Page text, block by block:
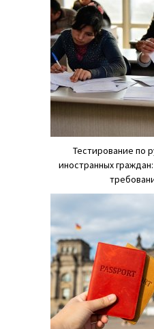
Тестирование по
иностранных